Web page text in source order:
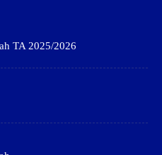
TA 2025/2026